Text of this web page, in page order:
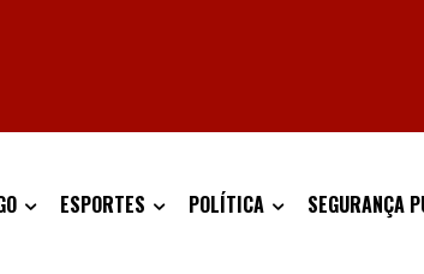
ESPORTES POLÍTICA SEGURANÇA